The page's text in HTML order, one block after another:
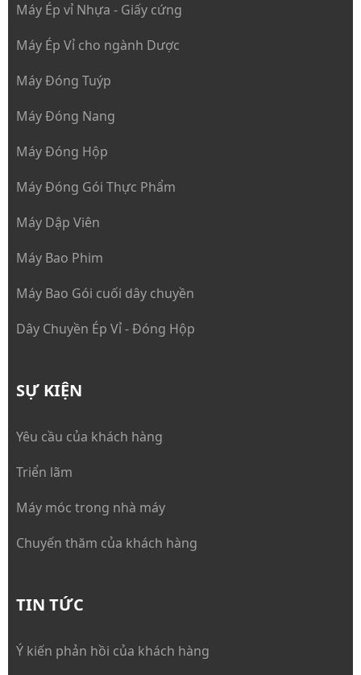
Máy Ép vỉ Nhựa - Giấy cứng
Máy Ép Vỉ cho ngành Dược
Máy Đóng Tuýp
Máy Đóng Nang
Máy Đóng Hộp
Máy Đóng Gói Thực Phẩm
Máy Dập Viên
Máy Bao Phim
Máy Bao Gói cuối dây chuyền
Dây Chuyền Ép Vỉ - Đóng Hộp
SỰ KIỆN
Yêu cầu của khách hàng
Triển lãm
Máy móc trong nhà máy
Chuyến thăm của khách hàng
TIN TỨC
Ý kiến phản hồi của khách hàng